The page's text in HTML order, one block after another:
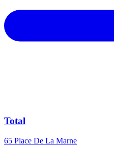
Total
65 Place De La Marne